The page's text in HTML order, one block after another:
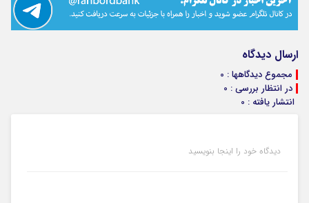
ارسال دیدگاه
مجموع دیدگاهها : 0
در انتظار بررسی : 0
انتشار یافته : 0
دیدگاه خود را اینجا بنویسید